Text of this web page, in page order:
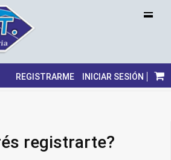
REGISTRARME INICIAR SESIÓN
registrarte?